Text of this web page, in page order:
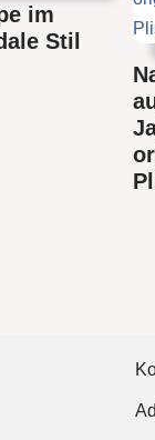
im
Stil